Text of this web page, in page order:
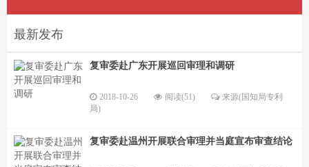
最新发布
复审委赴广东开展巡回审理和调研
2018-10-26 阅读(51)
来源(国知局专利
局)
复审委赴温州开展联合审理并当庭宣布审查结论